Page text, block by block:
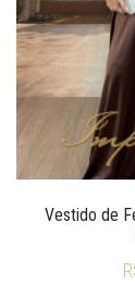
Vestido de